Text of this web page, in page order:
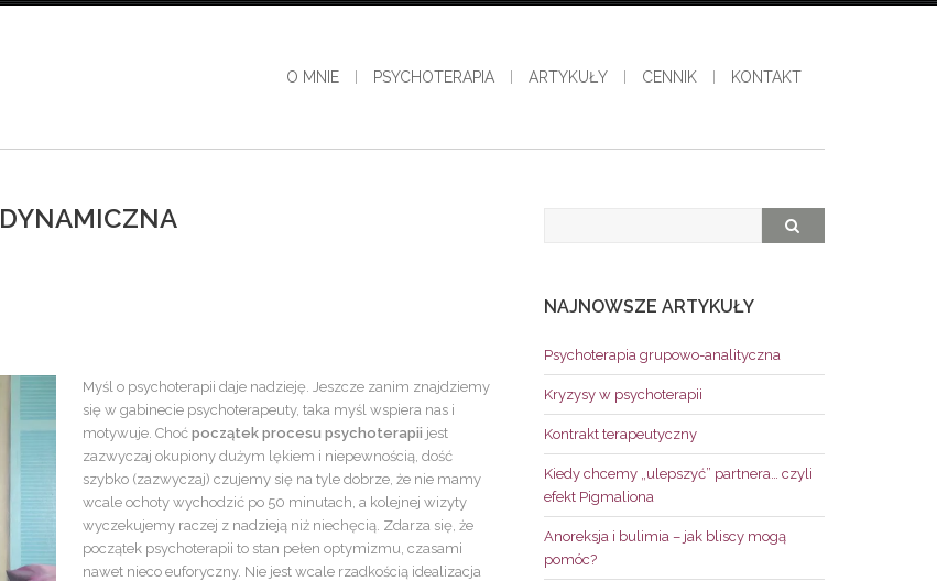
O MNIE PSYCHOTERAPIA ARTYKUŁY CENNIK KONTAKT
Myśl o psychoterapii daje nadzieję. Jeszcze zanim znajdziemy
się w gabinecie psychoterapeuty, taka myśl wspiera nas i
motywuje. Choć początek procesu psychoterapii jest
zazwyczaj okupiony dużym lękiem i niepewnością, dość
szybko (zazwyczaj) czujemy się na tyle dobrze, że nie mamy
wcale ochoty wychodzić po 50 minutach, a kolejnej wizyty
wyczekujemy raczej z nadzieją niż niechęcią. Zdarza się, że
początek psychoterapii to stan pełen optymizmu, czasami
nawet nieco euforyczny. Nie jest wcale rzadkością idealizacja
NAJNOWSZE ARTYKUŁY
Psychoterapia grupowo-analityczna
Kryzysy w psychoterapii
Kontrakt terapeutyczny
Kiedy chcemy „ulepszyć” partnera… czyli
efekt Pigmaliona
Anoreksja i bulimia – jak bliscy mogą
pomóc?